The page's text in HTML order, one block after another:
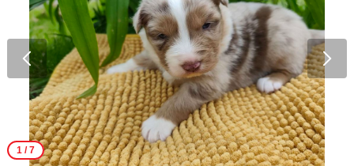
1/ 7